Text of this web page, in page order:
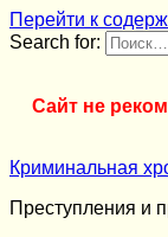
Перейти к
Search for:
Сайт не
Криминальная
Преступления и